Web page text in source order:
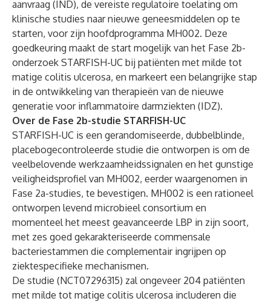
aanvraag (IND), de vereiste regulatoire toelating om
klinische studies naar nieuwe geneesmiddelen op te
starten, voor zijn hoofdprogramma MH002. Deze
goedkeuring maakt de start mogelijk van het Fase 2b-
onderzoek STARFISH-UC bij patiënten met milde tot
matige colitis ulcerosa, en markeert een belangrijke stap
in de ontwikkeling van therapieën van de nieuwe
generatie voor inflammatoire darmziekten (IDZ).
Over de Fase 2b-studie STARFISH-UC
STARFISH-UC is een gerandomiseerde, dubbelblinde,
placebogecontroleerde studie die ontworpen is om de
veelbelovende werkzaamheidssignalen en het gunstige
veiligheidsprofiel van MH002, eerder waargenomen in
Fase 2a-studies, te bevestigen. MH002 is een rationeel
ontworpen levend microbieel consortium en
momenteel het meest geavanceerde LBP in zijn soort,
met zes goed gekarakteriseerde commensale
bacteriestammen die complementair ingrijpen op
ziektespecifieke mechanismen.
De studie (NCT07296315) zal ongeveer 204 patiënten
met milde tot matige colitis ulcerosa includeren die